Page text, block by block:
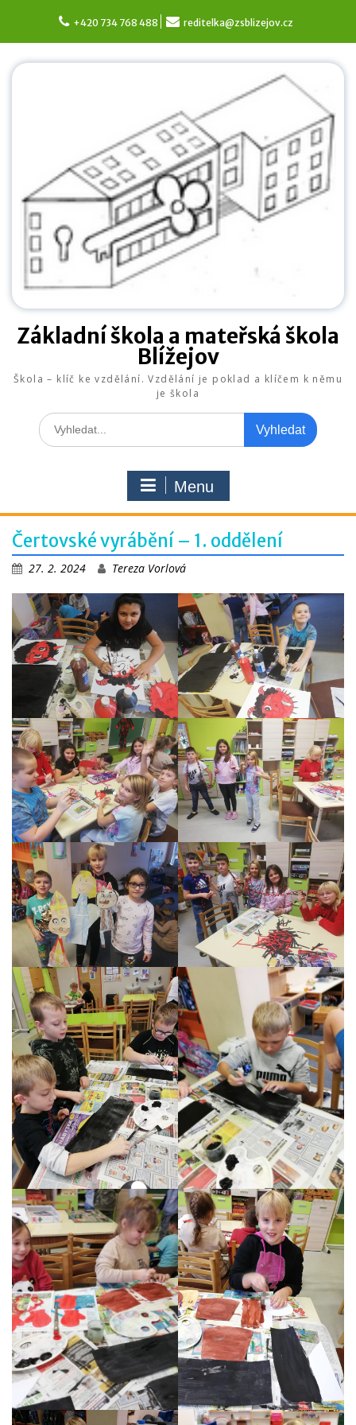
content
+420 734 768 488 reditelka@zsblizejov.cz
Základní škola a mateřská škola
Blížejov
Škola – klíč ke vzdělání. Vzdělání je poklad a klíčem k němu
je škola
Search
for:
Menu
Čertovské vyrábění – 1. oddělení
27. 2. 2024 Tereza Vorlová